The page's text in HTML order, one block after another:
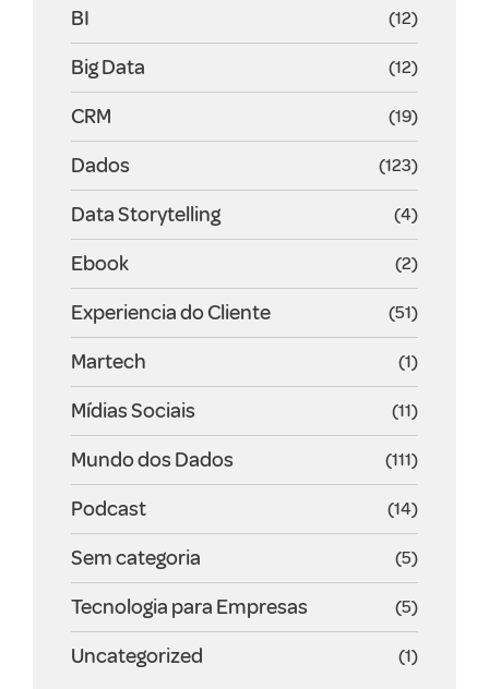
BI (12)
Big Data (12)
CRM (19)
Dados (123)
Data Storytelling (4)
Ebook (2)
Experiencia do Cliente (51)
Martech (1)
Mídias Sociais (11)
Mundo dos Dados (111)
Podcast (14)
Sem categoria (5)
Tecnologia para Empresas (5)
Uncategorized (1)